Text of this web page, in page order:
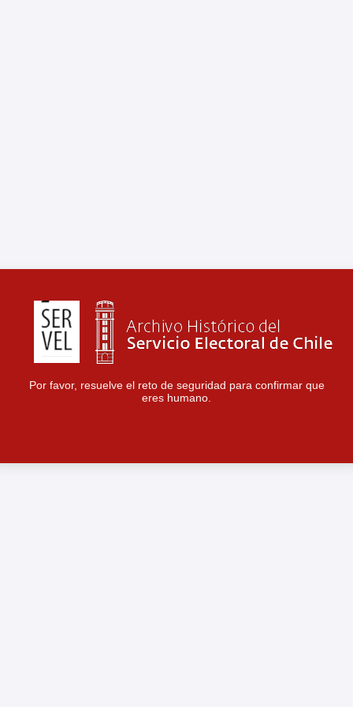
Por favor, resuelve el reto de seguridad para confirmar que
eres humano.